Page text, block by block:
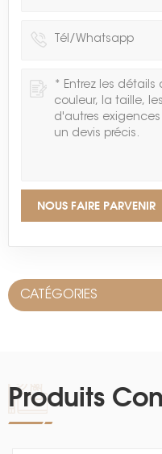
NOUS FAIRE PARVENIR
CATÉGORIES
Produits